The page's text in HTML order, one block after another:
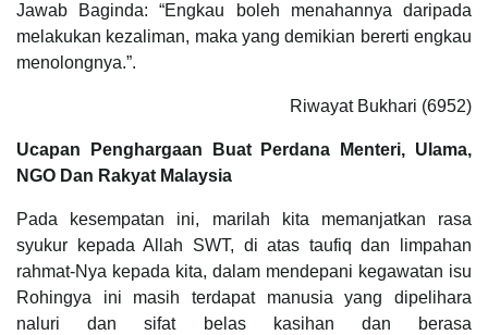
Jawab Baginda: “Engkau boleh menahannya daripada
melakukan kezaliman, maka yang demikian bererti engkau
menolongnya.”.
Riwayat Bukhari (6952)
Ucapan Penghargaan Buat Perdana Menteri, Ulama,
NGO Dan Rakyat Malaysia
Pada kesempatan ini, marilah kita memanjatkan rasa
syukur kepada Allah SWT, di atas taufiq dan limpahan
rahmat-Nya kepada kita, dalam mendepani kegawatan isu
Rohingya ini masih terdapat manusia yang dipelihara
naluri dan sifat belas kasihan dan berasa